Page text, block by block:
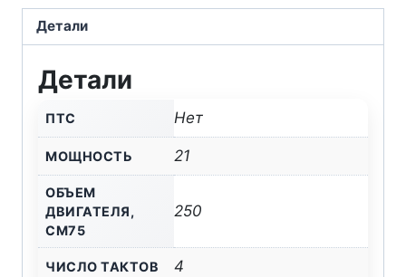
AVANTIS
FX
250
LUX
(PR250/172FMM-
ВОЗД.ОХЛ.)
ПТС
Детали
Детали
ПТС Нет
МОЩНОСТЬ 21
ОБЪЕМ
ДВИГАТЕЛЯ,
СМ75
250
ЧИСЛО ТАКТОВ 4